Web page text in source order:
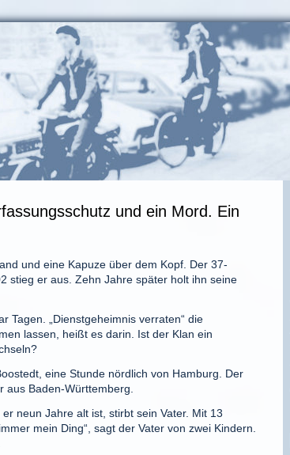
und ein Mord. Ein
und eine Kapuze über dem Kopf. Der 37-
stieg er aus. Zehn Jahre später holt ihn seine
Tagen. „Dienstgeheimnis verraten“ die
lassen, heißt es darin. Ist der Klan ein
eine Stunde nördlich von Hamburg. Der
Baden-Württemberg.
neun Jahre alt ist, stirbt sein Vater. Mit 13
mein Ding“, sagt der Vater von zwei Kindern.